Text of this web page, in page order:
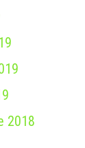
2018